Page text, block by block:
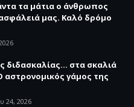
τα μάτια ο άνθρωπος
μας. Καλό δρόμο
διδασκαλίας… στα σκαλιά
αστρονομικός γάμος της
24, 2026